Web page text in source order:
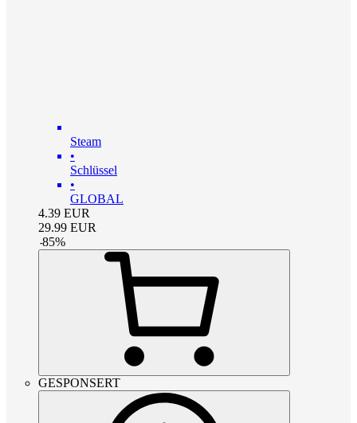
Steam
•
Schlüssel
•
GLOBAL
4.39 EUR
29.99 EUR
-85%
GESPONSERT